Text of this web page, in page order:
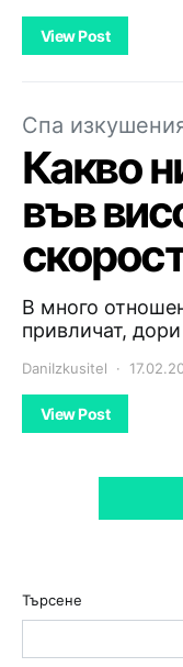
View Post
Спа
Какво
във
В много
привличат,
DaniIzkusitel
View Post
Търсене